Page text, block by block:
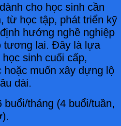
cho học sinh cần
từ học tập, phát triển kỹ
hướng nghề nghiệp
tương lai. Đây là lựa
sinh cuối cấp,
hoặc muốn xây dựng lộ
dài.
buổi/tháng (4 buổi/tuần,